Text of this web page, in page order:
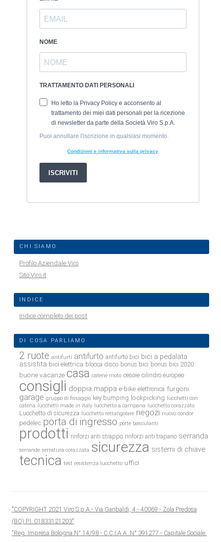
CHI SIAMO
Profilo Aziendale Viro
Sito Viro.it
INDICE
Indice completo dei post
DI COSA PARLIAMO
2 ruote antifurti antifurto antifurto bici bici a pedalata
assistita bici elettrica blocca disco bonus bici bonus bici 2020
buone vacanze casa catene moto cesoie cilindro europeo
consigli doppia mappa e-bike elettronica furgoni
garage gruppo di fissaggio key bumping lockpicking
lucchetti con
catena
lucchetti made in italy lucchetto a campana lucchetto corazzato
Lucchetto di sicurezza lucchetto rettangolare negozi nuovo condor
pedelec porta di ingresso porte basculanti
prodotti rinforzi anti strappo rinforzi anti trapano serranda
serrande serratura corazzata sicurezza sistemi di chiave
tecnica test resistenza lucchetto uffici
"COPYRIGHT 2021 Viro S.p.A.- Via Garibaldi, 4 - 40069 - Zola Predosa
(BO) P.I. 01833121203"
"Reg. Impresa Bologna N° 14/98 - C.C.I.A.A. N° 391277 - Capitale Sociale: